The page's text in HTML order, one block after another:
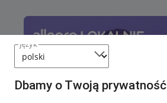
język
Dbamy o Twoją prywatność